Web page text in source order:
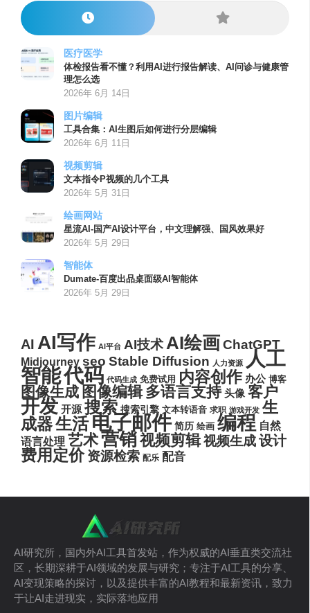
医疗医学
体检报告看不懂？利用AI进行报告解读、AI问诊与健康管
理怎么选
2026年 6月 14日
图片编辑
工具合集：AI生图后如何进行分层编辑
2026年 6月 11日
视频剪辑
文本指令P视频的几个工具
2026年 5月 31日
绘画网站
星流AI-国产AI设计平台，中文理解强、国风效果好
2026年 5月 29日
智能体
Dumate-百度出品桌面级AI智能体
2026年 5月 29日
AI AI写作 AI平台 AI技术AI绘画ChatGPT
Midjourney seo Stable Diffusion 人力资源 人工
智能代码 代码生成 免费试用 内容创作 办公 博客
图像生成 图像编辑 多语言支持 头像 客户
开发 开源 搜索 搜索引擎 文本转语音 求职 游戏开发 生
成器生活电子邮件 简历 绘画 编程 自然
语言处理 艺术营销视频剪辑视频生成设计
费用定价 资源检索 配乐 配音
AI研究所，国内外AI工具首发站，作为权威的AI垂直类交流社
区，长期深耕于AI领域的发展与研究；专注于AI工具的分享、
AI变现策略的探讨，以及提供丰富的AI教程和最新资讯，致力
于让AI走进现实，实际落地应用